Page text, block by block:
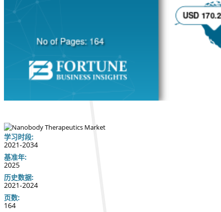
学习时段:
2021-2034
基准年:
2025
历史数据:
2021-2024
页数:
164